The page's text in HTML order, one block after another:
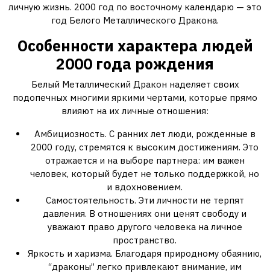
личную жизнь. 2000 год по восточному календарю — это
год Белого Металлического Дракона.
Особенности характера людей
2000 года рождения
Белый Металлический Дракон наделяет своих
подопечных многими яркими чертами, которые прямо
влияют на их личные отношения:
Амбициозность. С ранних лет люди, рожденные в
2000 году, стремятся к высоким достижениям. Это
отражается и на выборе партнера: им важен
человек, который будет не только поддержкой, но
и вдохновением.
Самостоятельность. Эти личности не терпят
давления. В отношениях они ценят свободу и
уважают право другого человека на личное
пространство.
Яркость и харизма. Благодаря природному обаянию,
“драконы” легко привлекают внимание, им